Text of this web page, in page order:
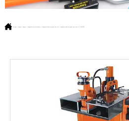
 Вы здесь: Главная Продукт Гидравлические инструменты Гидравлический инструмент для шин Гидравлический инструмент для шин 3 в 1 HB-150W